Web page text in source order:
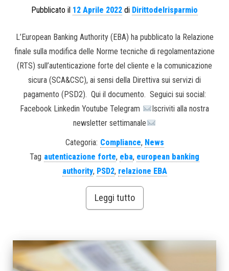
Pubblicato il 12 Aprile 2022 di Dirittodelrisparmio
L’European Banking Authority (EBA) ha pubblicato la Relazione
finale sulla modifica delle Norme tecniche di regolamentazione
(RTS) sull’autenticazione forte del cliente e la comunicazione
sicura (SCA&CSC), ai sensi della Direttiva sui servizi di
pagamento (PSD2). Qui il documento. Seguici sui social:
Facebook Linkedin Youtube Telegram
Iscriviti alla nostra
newsletter settimanale
Categoria: Compliance, News
Tag autenticazione forte, eba, european banking
authority, PSD2, relazione EBA
Leggi tutto